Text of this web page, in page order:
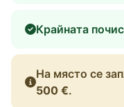
Крайната
На място се
500 €.